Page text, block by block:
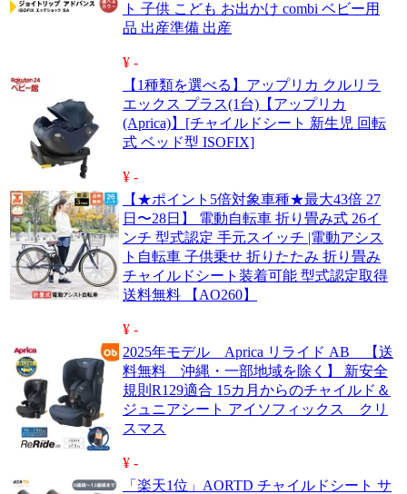
ト 子供 こども お出かけ combi ベビー用
品 出産準備 出産
¥ -
【1種類を選べる】アップリカ クルリラ
エックス プラス(1台)【アップリカ
(Aprica)】[チャイルドシート 新生児 回転
式 ベッド型 ISOFIX]
¥ -
【★ポイント5倍対象車種★最大43倍 27
日〜28日】 電動自転車 折り畳み式 26イ
ンチ 型式認定 手元スイッチ |電動アシス
ト自転車 子供乗せ 折りたたみ 折り畳み
チャイルドシート装着可能 型式認定取得
送料無料 【AO260】
¥ -
2025年モデル Aprica リライド AB 【送
料無料 沖縄・一部地域を除く】 新安全
規則R129適合 15カ月からのチャイルド＆
ジュニアシート アイソフィックス クリ
スマス
¥ -
「楽天1位」AORTD チャイルドシート サ